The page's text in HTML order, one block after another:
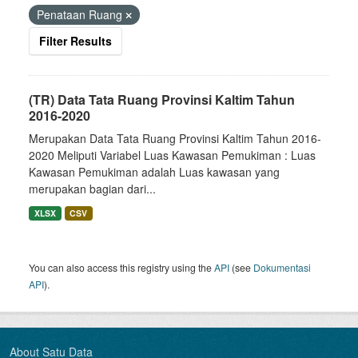
Penataan Ruang
Filter Results
(TR) Data Tata Ruang Provinsi Kaltim Tahun
2016-2020
Merupakan Data Tata Ruang Provinsi Kaltim Tahun 2016-
2020 Meliputi Variabel Luas Kawasan Pemukiman : Luas
Kawasan Pemukiman adalah Luas kawasan yang
merupakan bagian dari...
XLSX CSV
You can also access this registry using theAPI (see Dokumentasi
API).
About Satu Data